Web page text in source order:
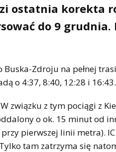
ostatnia korekta
do 9
Zdroju na pełnej
o 4:37, 8:40, 12:28 i 16:43.
związku z tym pociągi z
o ok. 15 minut od
pierwszej linii metra). IC
tam zatrzyma się